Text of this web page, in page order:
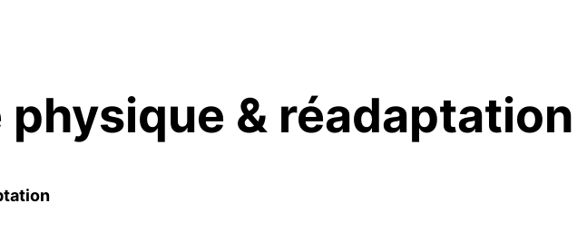
& réadaptation